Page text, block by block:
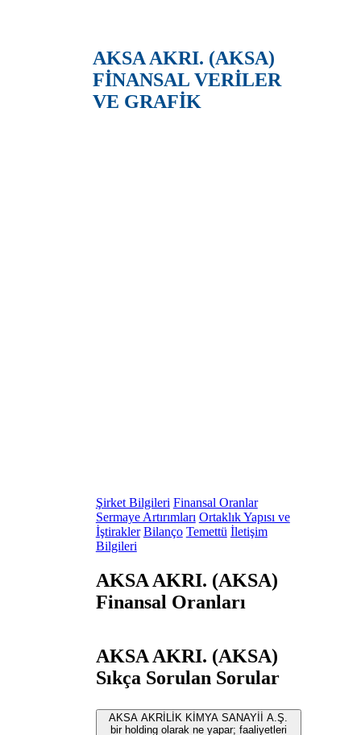
AKSA AKRI. (AKSA)
FİNANSAL VERİLER
VE GRAFİK
Şirket Bilgileri Finansal Oranlar
Sermaye Artırımları Ortaklık Yapısı ve
İştirakler Bilanço Temettü İletişim
Bilgileri
AKSA AKRI. (AKSA)
Finansal Oranları
AKSA AKRI. (AKSA)
Sıkça Sorulan Sorular
AKSA AKRİLİK KİMYA SANAYİİ A.Ş.
bir holding olarak ne yapar; faaliyetleri